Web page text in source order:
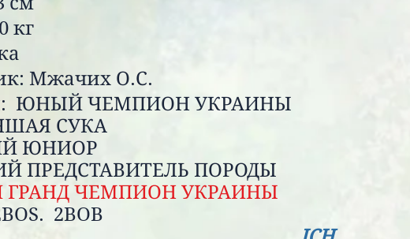
кг
Мжачих О.С.
ЮНЫЙ ЧЕМПИОН УКРАИНЫ
СУКА
ЮНИОР
ПРЕДСТАВИТЕЛЬ ПОРОДЫ
ЧЕМПИОН УКРАИНЫ
2BOS. 2BOB